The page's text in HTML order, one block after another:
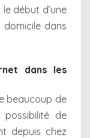
début d’une
dans
dans les
beaucoup de
de
depuis chez